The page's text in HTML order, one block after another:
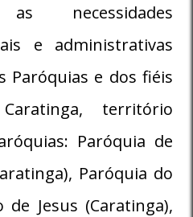
as necessidades
e administrativas
Paróquias e dos fiéis
território
Paróquia de
Paróquia do
de Jesus (Caratinga),